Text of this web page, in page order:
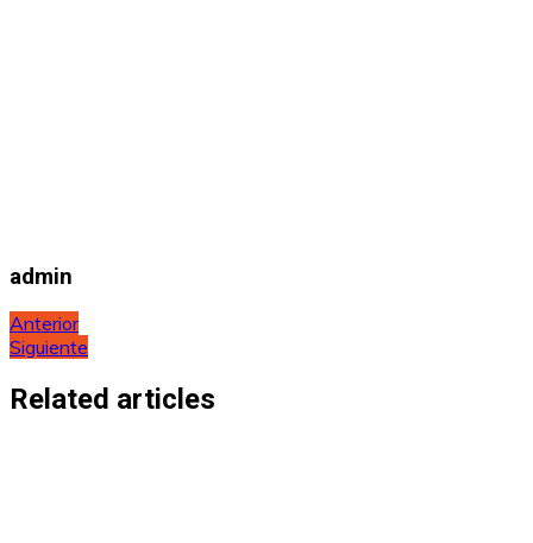
admin
Navegación
de
entradas
Anterior
Siguiente
Related articles